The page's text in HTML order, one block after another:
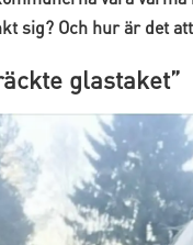
sig? Och hur är det
glastaket”